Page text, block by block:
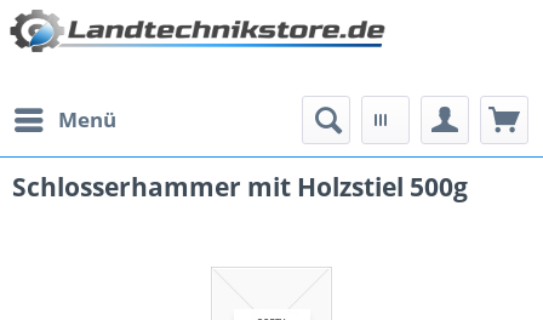
Menü
Schlosserhammer mit Holzstiel 500g